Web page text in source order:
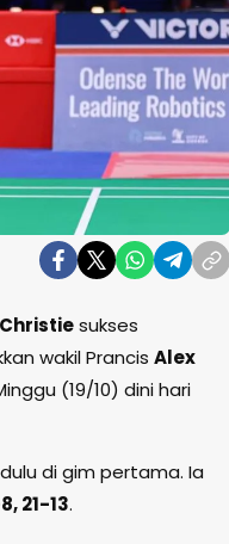
sukses
wakil Prancis Alex
(19/10) dini hari
di gim pertama. Ia
21-13.